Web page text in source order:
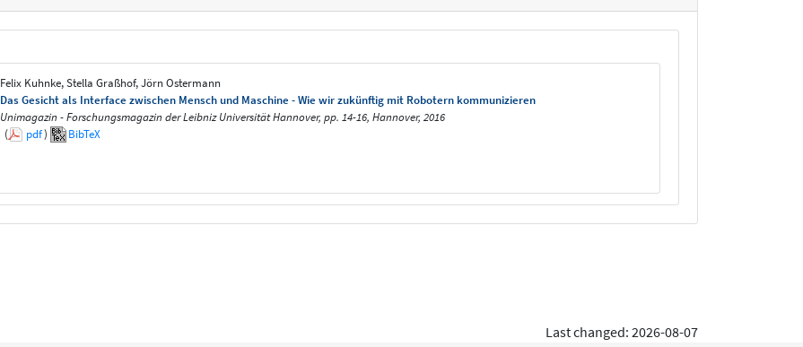
Felix Kuhnke, Stella Graßhof, Jörn Ostermann
Das Gesicht als Interface zwischen Mensch und Maschine - Wie wir zukünftig mit Robotern kommunizieren
Unimagazin - Forschungsmagazin der Leibniz Universität Hannover, pp. 14-16, Hannover, 2016
(
pdf) BibTeX
Last changed: 2026-08-07